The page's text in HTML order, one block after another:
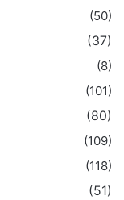
(50)
(37)
(8)
(101)
(80)
(109)
(118)
(51)